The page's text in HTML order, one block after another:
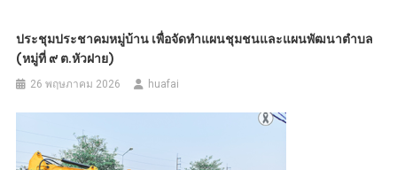
ประชุมประชาคมหมู่บ้าน เพื่อจัดทำแผนชุมชนและแผนพัฒนาตำบล
(หมู่ที่ ๙ ต.หัวฝาย)
26 พฤษภาคม 2026 huafai